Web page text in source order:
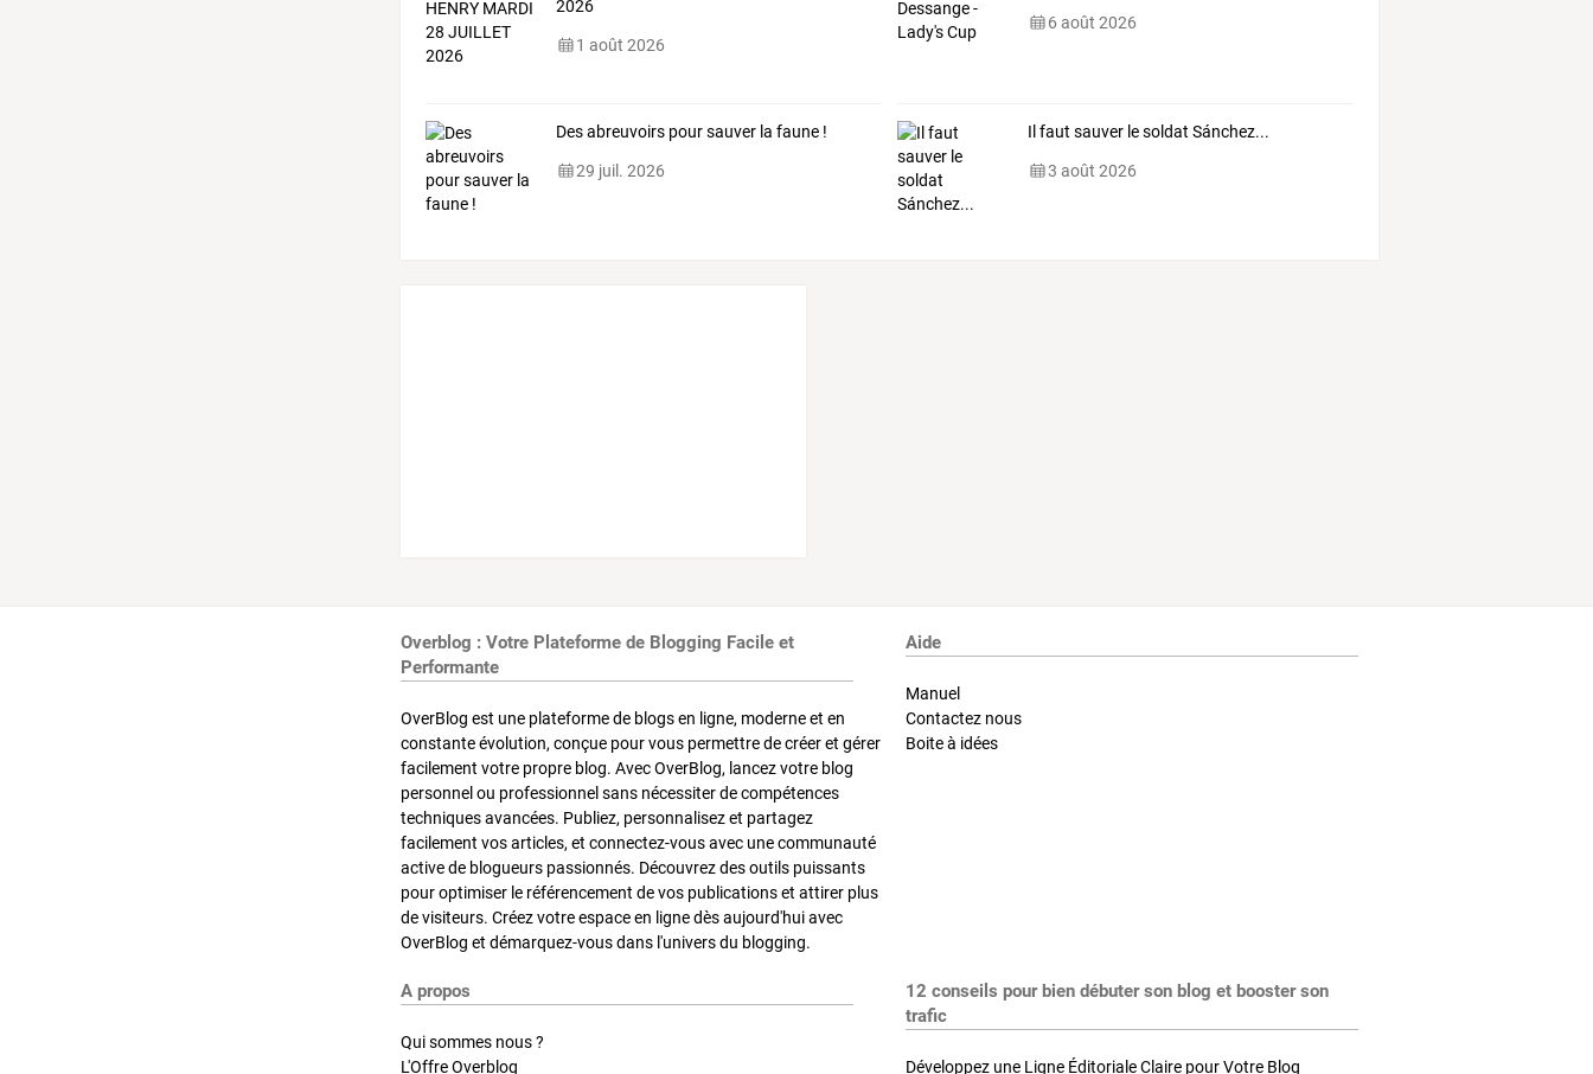
2026
1 août 2026
6 août 2026
Des abreuvoirs pour sauver la faune !
29 juil. 2026
Il faut sauver le soldat Sánchez...
3 août 2026
Overblog : Votre Plateforme de Blogging Facile et
Performante
OverBlog est une plateforme de blogs en ligne, moderne et en
constante évolution, conçue pour vous permettre de créer et gérer
facilement votre propre blog. Avec OverBlog, lancez votre blog
personnel ou professionnel sans nécessiter de compétences
techniques avancées. Publiez, personnalisez et partagez
facilement vos articles, et connectez-vous avec une communauté
active de blogueurs passionnés. Découvrez des outils puissants
pour optimiser le référencement de vos publications et attirer plus
de visiteurs. Créez votre espace en ligne dès aujourd'hui avec
OverBlog et démarquez-vous dans l'univers du blogging.
Aide
Manuel
Contactez nous
Boite à idées
A propos
Qui sommes nous ?
L'Offre Overblog
12 conseils pour bien débuter son blog et booster son
trafic
Développez une Ligne Éditoriale Claire pour Votre Blog